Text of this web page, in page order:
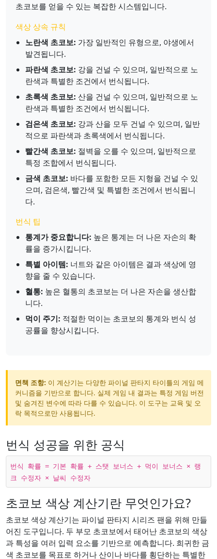
초코보를 얻을 수 있는 복잡한 시스템입니다.
색상 상속 규칙
노란색 초코보: 가장 일반적인 유형으로, 야생에서
발견됩니다.
파란색 초코보: 강을 건널 수 있으며, 일반적으로 노
란색과 특별한 조건에서 번식됩니다.
초록색 초코보: 산을 건널 수 있으며, 일반적으로 노
란색과 특별한 조건에서 번식됩니다.
검은색 초코보: 강과 산을 모두 건널 수 있으며, 일반
적으로 파란색과 초록색에서 번식됩니다.
빨간색 초코보: 절벽을 오를 수 있으며, 일반적으로
특정 조합에서 번식됩니다.
금색 초코보: 바다를 포함한 모든 지형을 건널 수 있
으며, 검은색, 빨간색 및 특별한 조건에서 번식됩니
다.
번식 팁
통계가 중요합니다: 높은 통계는 더 나은 자손의 확
률을 증가시킵니다.
특별 아이템: 너트와 같은 아이템은 결과 색상에 영
향을 줄 수 있습니다.
혈통: 높은 혈통의 초코보는 더 나은 자손을 생산합
니다.
먹이 주기: 적절한 먹이는 초코보의 통계와 번식 성
공률을 향상시킵니다.
면책 조항: 이 계산기는 다양한 파이널 판타지 타이틀의 게임 메
커니즘을 기반으로 합니다. 실제 게임 내 결과는 특정 게임 버전
및 숨겨진 변수에 따라 다를 수 있습니다. 이 도구는 교육 및 오
락 목적으로만 사용됩니다.
번식 성공을 위한 공식
번식 확률 = 기본 확률 + 스탯 보너스 + 먹이 보너스 × 랭
크 수정자 × 날씨 수정자
초코보 색상 계산기란 무엇인가요?
초코보 색상 계산기는 파이널 판타지 시리즈 팬을 위해 만들
어진 도구입니다. 두 부모 초코보에서 태어난 초코보의 색상
과 특성을 여러 입력 요소를 기반으로 예측합니다. 희귀한 금
색 초코보를 목표로 하거나 산이나 바다를 횡단하는 특별한